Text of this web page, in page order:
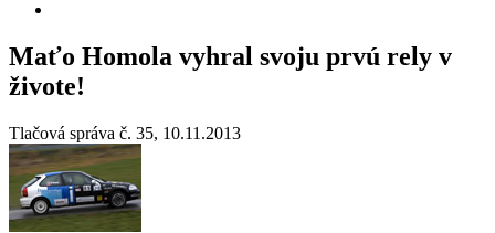
Maťo Homola vyhral svoju prvú rely v
živote!
Tlačová správa č. 35, 10.11.2013